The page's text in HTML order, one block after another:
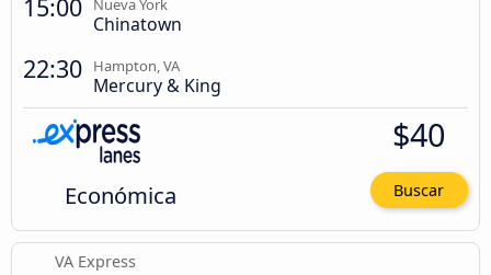
15:00 Nueva York
Chinatown
22:30 Hampton, VA
Mercury & King
Económica
$40
Buscar
VA Express